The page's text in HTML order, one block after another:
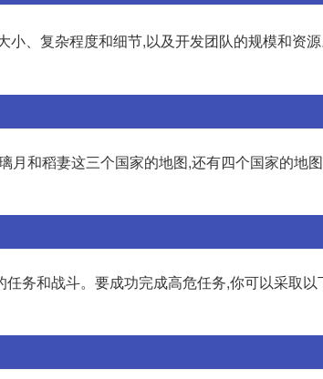
小、复杂程度和细节,以及开发团队的规模和资
和稻妻这三个国家的地图,还有四个国家的地
务和战斗。要成功完成高危任务,你可以采取以